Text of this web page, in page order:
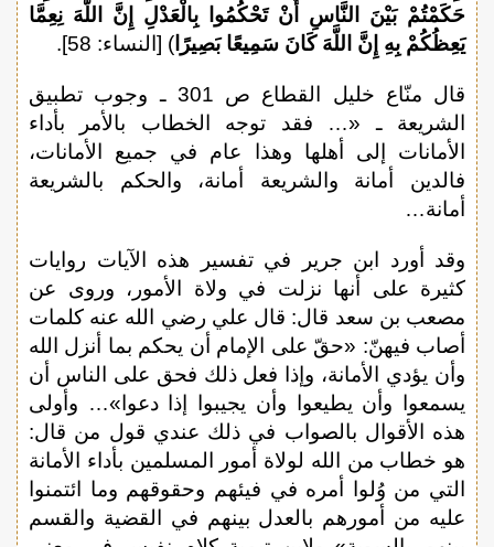
حَكَمْتُمْ بَيْنَ النَّاسِ أَنْ تَحْكُمُوا بِالْعَدْلِ إِنَّ اللَّهَ نِعِمَّا
يَعِظُكُمْ بِهِ إِنَّ اللَّهَ كَانَ سَمِيعًا بَصِيرًا ) [النساء: 58].
قال منّاع خليل القطاع ص 301 ـ وجوب تطبيق
الشريعة ـ «… فقد توجه الخطاب بالأمر بأداء
الأمانات إلى أهلها وهذا عام في جميع الأمانات،
فالدين أمانة والشريعة أمانة، والحكم بالشريعة
أمانة…
وقد أورد ابن جرير في تفسير هذه الآيات روايات
كثيرة على أنها نزلت في ولاة الأمور، وروى عن
مصعب بن سعد قال: قال علي رضي الله عنه كلمات
أصاب فيهنّ: «حقّ على الإمام أن يحكم بما أنزل الله
وأن يؤدي الأمانة، وإذا فعل ذلك فحق على الناس أن
يسمعوا وأن يطيعوا وأن يجيبوا إذا دعوا»… وأولى
هذه الأقوال بالصواب في ذلك عندي قول من قال:
هو خطاب من الله لولاة أمور المسلمين بأداء الأمانة
التي من وُلوا أمره في فيئهم وحقوقهم وما ائتمنوا
عليه من أمورهم بالعدل بينهم في القضية والقسم